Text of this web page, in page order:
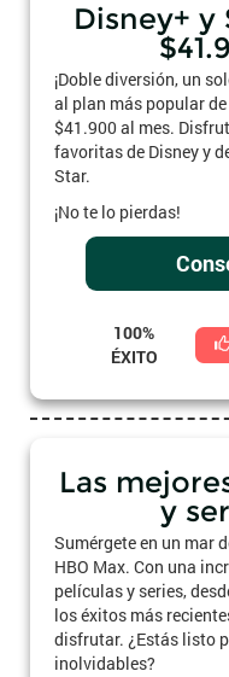
Disney+ y
¡Doble diversión, un
al plan más popular
$41.900 al mes.
favoritas de Disney y
Star.
¡No te lo pierdas!
100%
ÉXITO
Las
y
Sumérgete en un mar
HBO Max. Con una
películas y series,
los éxitos más
disfrutar. ¿Estás listo
inolvidables?